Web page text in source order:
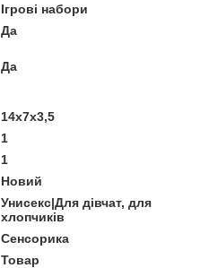
Ігрові набори
Да
Да
14х7х3,5
1
1
Новий
Унисекс|Для дівчат, для
хлопчиків
Сенсорика
Товар